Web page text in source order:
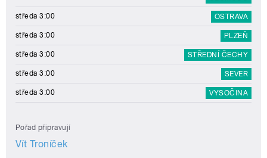
středa 3:00 OSTRAVA
středa 3:00 PLZEŇ
středa 3:00 STŘEDNÍ ČECHY
středa 3:00 SEVER
středa 3:00 VYSOČINA
Pořad připravují
Vít Troníček